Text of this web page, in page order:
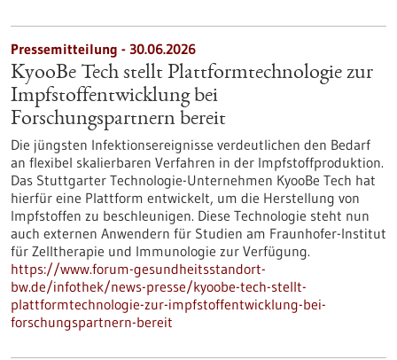
Pressemitteilung - 30.06.2026
KyooBe Tech stellt Plattformtechnologie zur
Impfstoffentwicklung bei
Forschungspartnern bereit
Die jüngsten Infektionsereignisse verdeutlichen den Bedarf
an flexibel skalierbaren Verfahren in der Impfstoffproduktion.
Das Stuttgarter Technologie-Unternehmen KyooBe Tech hat
hierfür eine Plattform entwickelt, um die Herstellung von
Impfstoffen zu beschleunigen. Diese Technologie steht nun
auch externen Anwendern für Studien am Fraunhofer-Institut
für Zelltherapie und Immunologie zur Verfügung.
https://www.forum-gesundheitsstandort-
bw.de/infothek/news-presse/kyoobe-tech-stellt-
plattformtechnologie-zur-impfstoffentwicklung-bei-
forschungspartnern-bereit